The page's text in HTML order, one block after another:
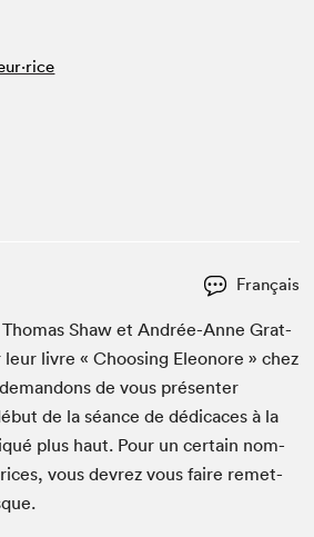
Français
Shaw et Andrée-Anne Grat­
livre « Choos­ing Eleonore » chez
de vous présen­ter
de la séance de dédi­caces à la
plus haut. Pour un cer­tain nom­
vous devrez vous faire remet­